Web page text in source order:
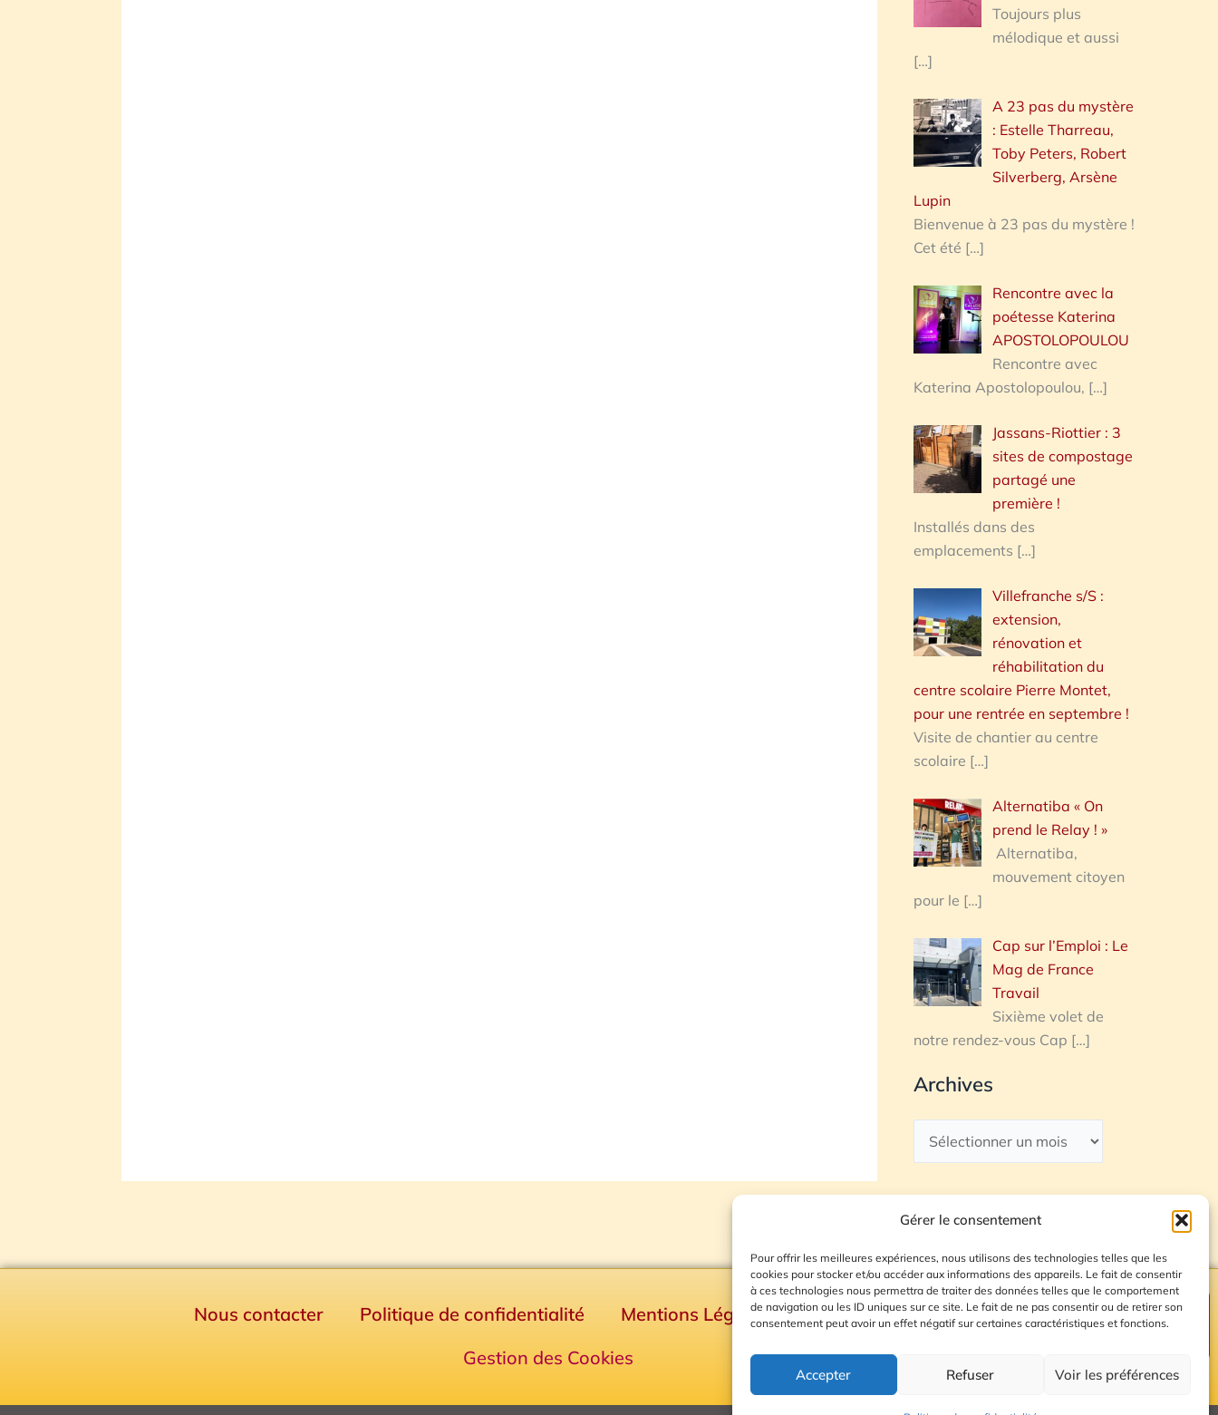
Gérer le consentement
Pour offrir les meilleures expériences, nous utilisons des technologies telles que les
cookies pour stocker et/ou accéder aux informations des appareils. Le fait de consentir
à ces technologies nous permettra de traiter des données telles que le comportement
de navigation ou les ID uniques sur ce site. Le fait de ne pas consentir ou de retirer son
consentement peut avoir un effet négatif sur certaines caractéristiques et fonctions.
Accepter Refuser Voir les préférences
Toujours plus
mélodique et aussi
[…]
A 23 pas du mystère
: Estelle Tharreau,
Toby Peters, Robert
Silverberg, Arsène
Lupin
Bienvenue à 23 pas du mystère !
Cet été […]
Rencontre avec la
poétesse Katerina
APOSTOLOPOULOU
Rencontre avec
Katerina Apostolopoulou, […]
Jassans-Riottier : 3
sites de compostage
partagé une
première !
Installés dans des
emplacements […]
Villefranche s/S :
extension,
rénovation et
réhabilitation du
centre scolaire Pierre Montet,
pour une rentrée en septembre !
Visite de chantier au centre
scolaire […]
Alternatiba « On
prend le Relay ! »
Alternatiba,
mouvement citoyen
pour le […]
Cap sur l’Emploi : Le
Mag de France
Travail
Sixième volet de
notre rendez-vous Cap […]
Archives
Nous contacter Politique de confidentialité Mentions Légales
Plan du site
Gestion des Cookies